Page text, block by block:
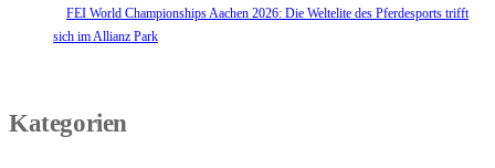
FEI World Championships Aachen 2026: Die Weltelite des Pferdesports trifft
sich im Allianz Park
Kategorien